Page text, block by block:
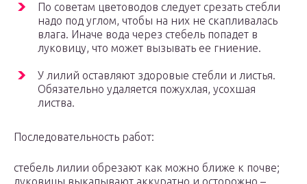
По советам цветоводов следует срезать стебли
надо под углом, чтобы на них не скапливалась
влага. Иначе вода через стебель попадет в
луковицу, что может вызывать ее гниение.
У лилий оставляют здоровые стебли и листья.
Обязательно удаляется пожухлая, усохшая
листва.
Последовательность работ:
стебель лилии обрезают как можно ближе к почве;
луковицы выкапывают аккуратно и осторожно –